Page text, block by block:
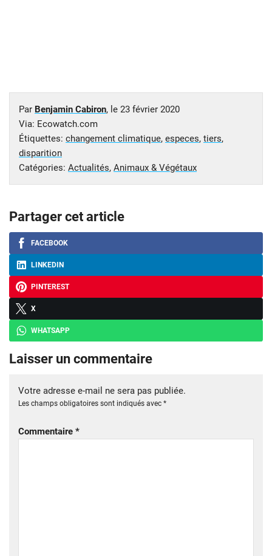
Par Benjamin Cabiron, le 23 février 2020
Via: Ecowatch.com
Étiquettes: changement climatique, especes, tiers,
disparition
Catégories: Actualités, Animaux & Végétaux
Partager cet article
FACEBOOK
LINKEDIN
PINTEREST
X
WHATSAPP
Laisser un commentaire
Votre adresse e-mail ne sera pas publiée.
Les champs obligatoires sont indiqués avec *
Commentaire *